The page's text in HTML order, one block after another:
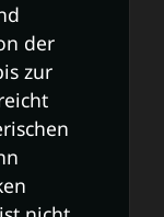
der
zur